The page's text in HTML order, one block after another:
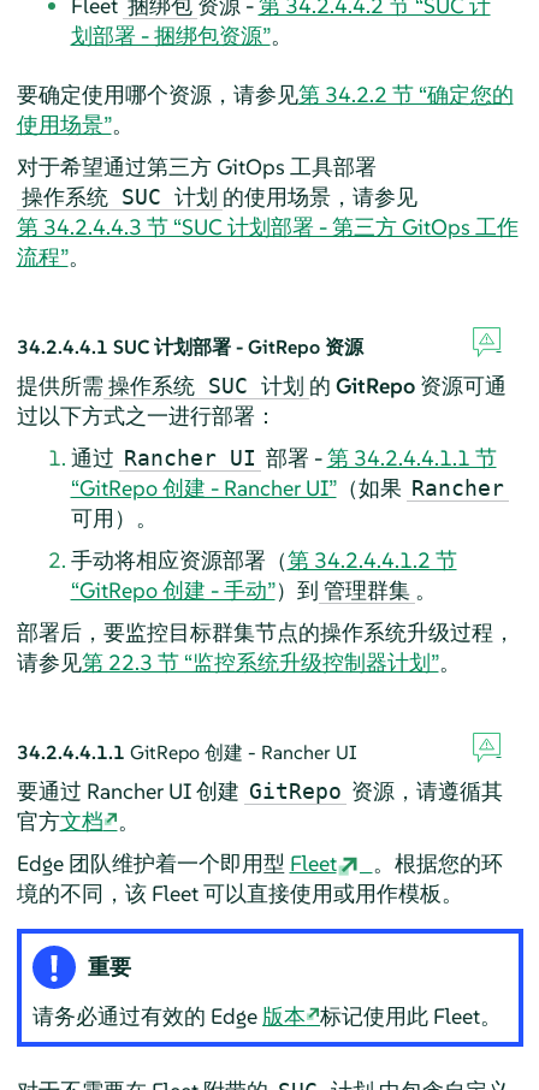
Fleet 捆绑包 资源 -第 34.2.4.4.2 节 “SUC 计
划部署 - 捆绑包资源”。
要确定使用哪个资源，请参见第 34.2.2 节 “确定您的
使用场景”。
对于希望通过第三方 GitOps 工具部署
操作系统 SUC 计划 的使用场景，请参见
第 34.2.4.4.3 节 “SUC 计划部署 - 第三方 GitOps 工作
流程”。
34.2.4.4.1 SUC 计划部署 - GitRepo 资源
提供所需 操作系统 SUC 计划 的 GitRepo资源可通
过以下方式之一进行部署：
通过 Rancher UI 部署 -第 34.2.4.4.1.1 节
“GitRepo 创建 - Rancher UI”（如果 Rancher
可用）。
手动将相应资源部署（第 34.2.4.4.1.2 节
“GitRepo 创建 - 手动”）到 管理群集 。
部署后，要监控目标群集节点的操作系统升级过程，
请参见第 22.3 节 “监控系统升级控制器计划”。
34.2.4.4.1.1 GitRepo 创建 - Rancher UI
要通过 Rancher UI 创建 GitRepo 资源，请遵循其
官方文档
。
Edge 团队维护着一个即用型 Fleet
。根据您的环
境的不同，该 Fleet 可以直接使用或用作模板。
重要
请务必通过有效的 Edge 版本 标记使用此 Fleet。